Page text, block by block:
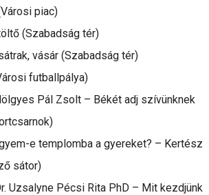
piac)
(Szabadság tér)
vásár (Szabadság tér)
futballpálya)
Pál Zsolt – Békét adj szívünknek
e templomba a gyereket? – Kertész
sátor)
Uzsalyne Pécsi Rita PhD – Mit kezdjünk